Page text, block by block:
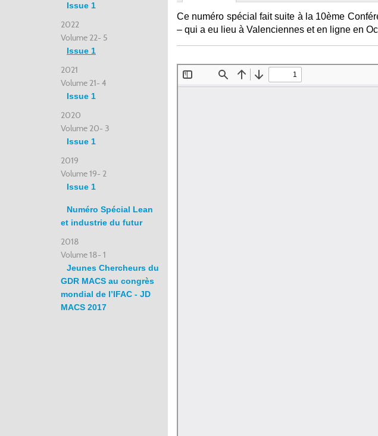
Issue 1
2022
Volume 22- 5
Issue 1
2021
Volume 21- 4
Issue 1
2020
Volume 20- 3
Issue 1
2019
Volume 19- 2
Issue 1
Numéro Spécial Lean
et industrie du futur
2018
Volume 18- 1
Jeunes Chercheurs du
GDR MACS au congrès
mondial de l’IFAC - JD
MACS 2017
Ce numéro spécial fait suite à la 10ème
– qui a eu lieu à Valenciennes et en ligne en